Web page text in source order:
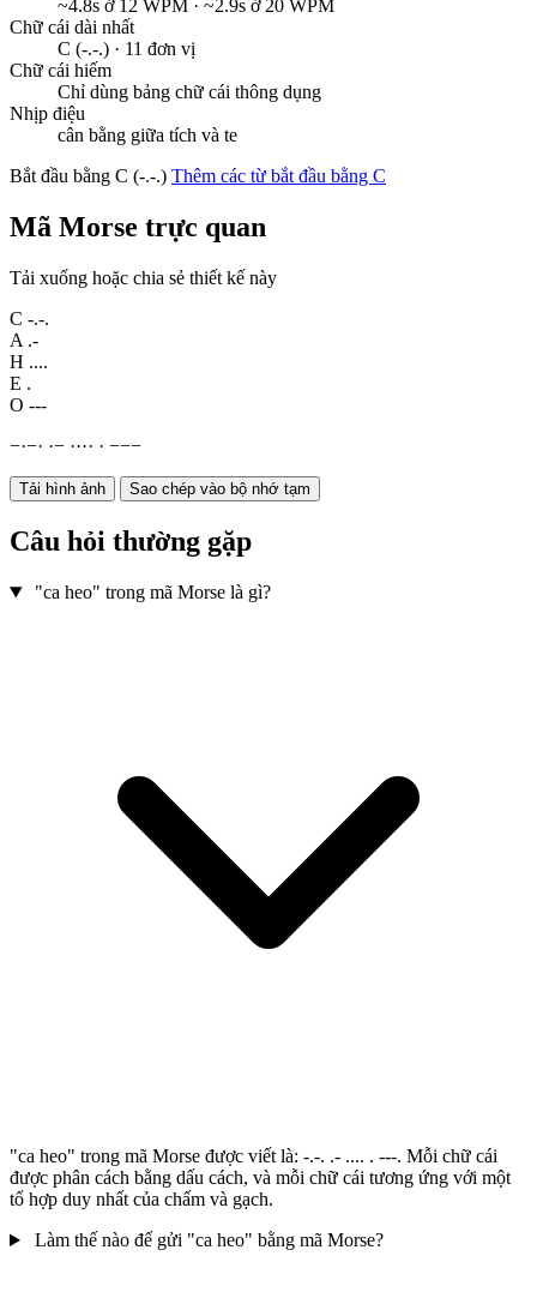
~4.8s ở 12 WPM · ~2.9s ở 20 WPM
Chữ cái dài nhất
C (-.-.) · 11 đơn vị
Chữ cái hiếm
Chỉ dùng bảng chữ cái thông dụng
Nhịp điệu
cân bằng giữa tích và te
Bắt đầu bằng C (-.-.) Thêm các từ bắt đầu bằng C
Mã Morse trực quan
Tải xuống hoặc chia sẻ thiết kế này
C -.-.
A .-
H ....
E .
O ---
−·−· ·− ···· · −−−
Tải hình ảnh Sao chép vào bộ nhớ tạm
Câu hỏi thường gặp
"ca heo" trong mã Morse là gì?
"ca heo" trong mã Morse được viết là: -.-. .- .... . ---. Mỗi chữ cái
được phân cách bằng dấu cách, và mỗi chữ cái tương ứng với một
tổ hợp duy nhất của chấm và gạch.
Làm thế nào để gửi "ca heo" bằng mã Morse?